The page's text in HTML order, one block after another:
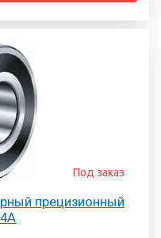
прецизионный
Под заказ